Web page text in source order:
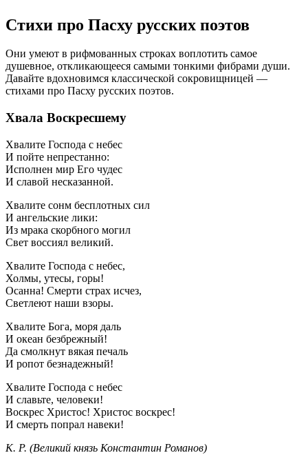
Стихи про Пасху русских поэтов
Они умеют в рифмованных строках воплотить самое
душевное, откликающееся самыми тонкими фибрами души.
Давайте вдохновимся классической сокровищницей —
стихами про Пасху русских поэтов.
Хвала Воскресшему
Хвалите Господа с небес
И пойте непрестанно:
Исполнен мир Его чудес
И славой несказанной.
Хвалите сонм бесплотных сил
И ангельские лики:
Из мрака скорбного могил
Свет воссиял великий.
Хвалите Господа с небес,
Холмы, утесы, горы!
Осанна! Смерти страх исчез,
Светлеют наши взоры.
Хвалите Бога, моря даль
И океан безбрежный!
Да смолкнут вякая печаль
И ропот безнадежный!
Хвалите Господа с небес
И славьте, человеки!
Воскрес Христос! Христос воскрес!
И смерть попрал навеки!
К. Р. (Великий князь Константин Романов)